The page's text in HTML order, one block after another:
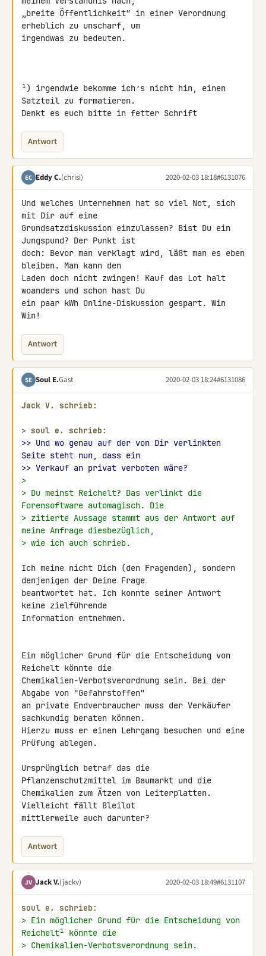
„breite Öffentlichkeit“ in einer Verordnung
erheblich zu unscharf, um
irgendwas zu bedeuten.
¹) irgendwie bekomme ich’s nicht hin, einen
Satzteil zu formatieren.
Denkt es euch bitte in fetter Schrift
Antwort
EC Eddy C.(chrisi) 2020-02-03 18:18#6131076
Und welches Unternehmen hat so viel Not, sich
mit Dir auf eine
Grundsatzdiskussion einzulassen? Bist Du ein
Jungspund? Der Punkt ist
doch: Bevor man verklagt wird, läßt man es eben
bleiben. Man kann den
Laden doch nicht zwingen! Kauf das Lot halt
woanders und schon hast Du
ein paar kWh Online-Diskussion gespart. Win
Win!
Antwort
SE Soul E.Gast 2020-02-03 18:24#6131086
Jack V. schrieb:
> soul e. schrieb:
>> Und wo genau auf der von Dir verlinkten
Seite steht nun, dass ein
>> Verkauf an privat verboten wäre?
>
> Du meinst Reichelt? Das verlinkt die
Forensoftware automagisch. Die
> zitierte Aussage stammt aus der Antwort auf
meine Anfrage diesbezüglich,
> wie ich auch schrieb.
Ich meine nicht Dich (den Fragenden), sondern
denjenigen der Deine Frage
beantwortet hat. Ich konnte seiner Antwort
keine zielführende
Information entnehmen.
Ein möglicher Grund für die Entscheidung von
Reichelt könnte die
Chemikalien-Verbotsverordnung sein. Bei der
Abgabe von "Gefahrstoffen"
an private Endverbraucher muss der Verkäufer
sachkundig beraten können.
Hierzu muss er einen Lehrgang besuchen und eine
Prüfung ablegen.
Ursprünglich betraf das die
Pflanzenschutzmittel im Baumarkt und die
Chemikalien zum Ätzen von Leiterplatten.
Vielleicht fällt Bleilot
mittlerweile auch darunter?
Antwort
JV Jack V.(jackv) 2020-02-03 18:49#6131107
soul e. schrieb:
> Ein möglicher Grund für die Entscheidung von
Re​ichelt¹ könnte die
> Chemikalien-Verbotsverordnung sein.